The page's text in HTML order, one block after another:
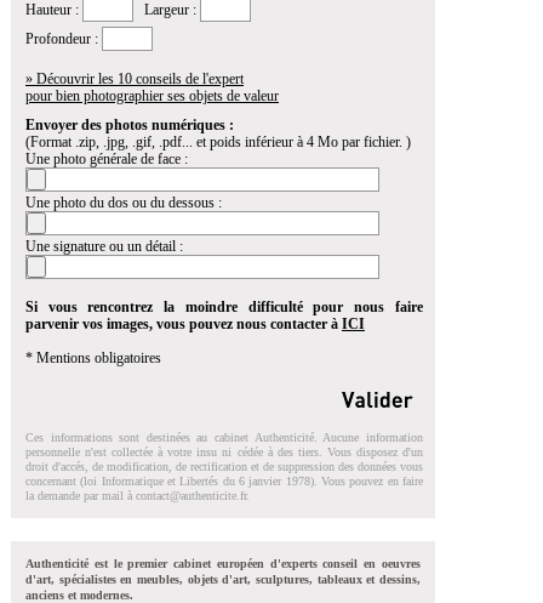
Hauteur :
Largeur :
Profondeur :
» Découvrir les 10 conseils de l'expert
pour bien photographier ses objets de valeur
Envoyer des photos numériques :
(Format .zip, .jpg, .gif, .pdf... et poids inférieur à 4 Mo par fichier. )
Une photo générale de face :
Une photo du dos ou du dessous :
Une signature ou un détail :
Si vous rencontrez la moindre difficulté pour nous faire
parvenir vos images, vous pouvez nous contacter à ICI
* Mentions obligatoires
Ces informations sont destinées au cabinet Authenticité. Aucune information
personnelle n'est collectée à votre insu ni cédée à des tiers. Vous disposez d'un
droit d'accés, de modification, de rectification et de suppression des données vous
concernant (loi Informatique et Libertés du 6 janvier 1978). Vous pouvez en faire
la demande par mail à contact@authenticite.fr.
Authenticité est le premier cabinet européen d'experts conseil en oeuvres
d'art, spécialistes en meubles, objets d'art, sculptures, tableaux et dessins,
anciens et modernes.